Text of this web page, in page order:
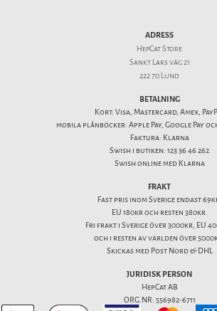
ADRESS
HepCat Store
Sankt Lars väg 21
222 70 Lund
BETALNING
Kort: Visa, Mastercard, Amex,
mobila plånböcker: Apple Pay, Google Pay
Faktura: Klarna
Swish i butiken: 123 36 46 262
Swish online med Klarna
FRAKT
Fast pris inom Sverige endast
EU 180kr och resten 380kr.
Fri frakt i Sverige över 3000kr, EU
och i resten av världen över
Skickas med Post Nord & DHL
JURIDISK PERSON
HepCat AB
ORG.NR: 556982-6711